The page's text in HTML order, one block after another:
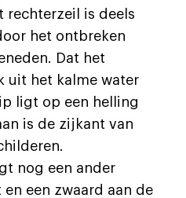
rechterzeil is deels
het ontbreken
Dat het
uit het kalme water
ligt op een helling
is de zijkant van
nog een ander
een zwaard aan de